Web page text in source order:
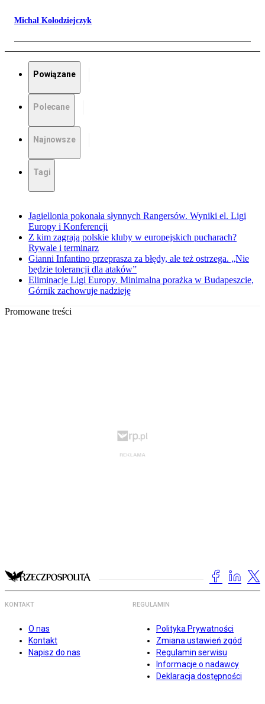
Michał Kołodziejczyk
Powiązane
Polecane
Najnowsze
Tagi
Jagiellonia pokonała słynnych Rangersów. Wyniki el. Ligi
Europy i Konferencji
Z kim zagrają polskie kluby w europejskich pucharach?
Rywale i terminarz
Gianni Infantino przeprasza za błędy, ale też ostrzega. „Nie
będzie tolerancji dla ataków”
Eliminacje Ligi Europy. Minimalna porażka w Budapeszcie,
Górnik zachowuje nadzieję
Promowane treści
KONTAKT
O nas
Kontakt
Napisz do nas
REGULAMIN
Polityka Prywatności
Zmiana ustawień zgód
Regulamin serwisu
Informacje o nadawcy
Deklaracja dostępności